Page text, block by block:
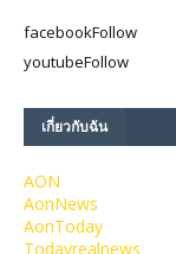
facebookFollow
youtubeFollow
เกี่ยวกับฉัน
AON
AonNews
AonToday
Todayrealnews